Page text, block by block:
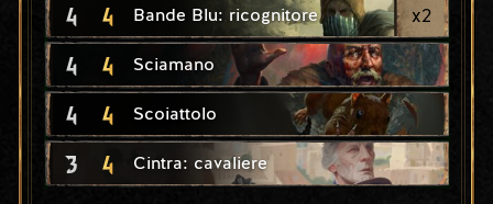
4 4 Bande Blu: ricognitore x2
4 4 Sciamano
4 4 Scoiattolo
3 4 Cintra: cavaliere